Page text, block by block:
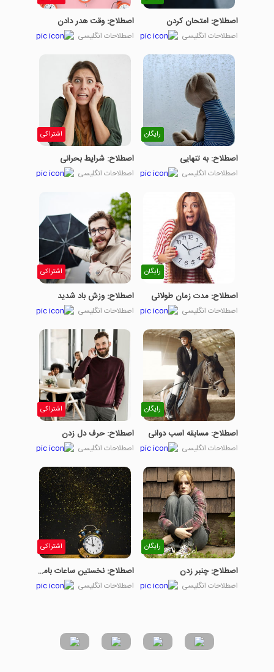
اصطلاح: امتحان کردن
اصطلاحات انگلیسی
اصطلاح: وقت هدر دادن
اصطلاحات انگلیسی
رایگان
اصطلاح: به تنهایی
اصطلاحات انگلیسی
اشتراکی
اصطلاح: شرایط بحرانی
اصطلاحات انگلیسی
رایگان
اصطلاح: مدت زمان طولانی
اصطلاحات انگلیسی
اشتراکی
اصطلاح: وزش باد شدید
اصطلاحات انگلیسی
رایگان
اصطلاح: مسابقه اسب دوانی
اصطلاحات انگلیسی
اشتراکی
اصطلاح: حرف دل زدن
اصطلاحات انگلیسی
رایگان
اصطلاح: چنبر زدن
اصطلاحات انگلیسی
اشتراکی
اصطلاح: نخستین ساعات بامداد
اصطلاحات انگلیسی